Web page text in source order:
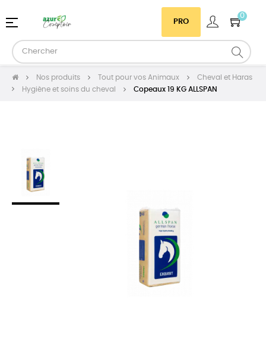
PRO
0
Basculer
navigation
☰
Nos produits Tout pour vos Animaux
Cheval et Haras
Hygiène et soins du cheval
Copeaux 19 KG ALLSPAN